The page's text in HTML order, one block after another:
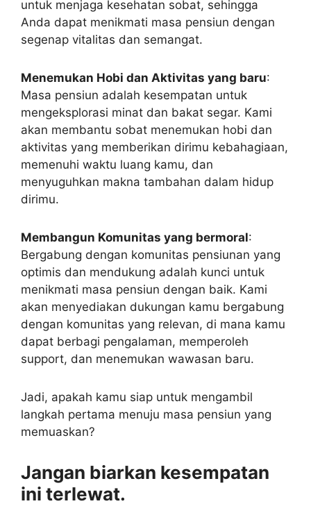
untuk menjaga kesehatan sobat, sehingga
Anda dapat menikmati masa pensiun dengan
segenap vitalitas dan semangat.
Menemukan Hobi dan Aktivitas yang baru:
Masa pensiun adalah kesempatan untuk
mengeksplorasi minat dan bakat segar. Kami
akan membantu sobat menemukan hobi dan
aktivitas yang memberikan dirimu kebahagiaan,
memenuhi waktu luang kamu, dan
menyuguhkan makna tambahan dalam hidup
dirimu.
Membangun Komunitas yang bermoral:
Bergabung dengan komunitas pensiunan yang
optimis dan mendukung adalah kunci untuk
menikmati masa pensiun dengan baik. Kami
akan menyediakan dukungan kamu bergabung
dengan komunitas yang relevan, di mana kamu
dapat berbagi pengalaman, memperoleh
support, dan menemukan wawasan baru.
Jadi, apakah kamu siap untuk mengambil
langkah pertama menuju masa pensiun yang
memuaskan?
Jangan biarkan kesempatan
ini terlewat.